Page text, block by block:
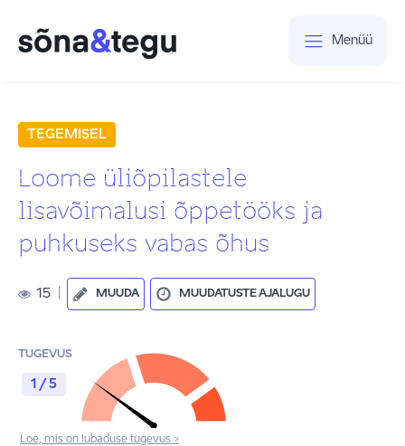
Menüü
TEGEMISEL
Loome üliõpilastele
lisavõimalusi õppetööks ja
puhkuseks vabas õhus
15 MUUDA MUUDATUSTE AJALUGU
TUGEVUS
1 / 5
Loe, mis on lubaduse tugevus >